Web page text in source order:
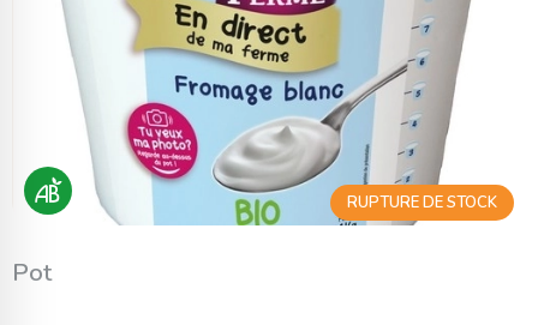
RUPTURE DE STOCK
Pot